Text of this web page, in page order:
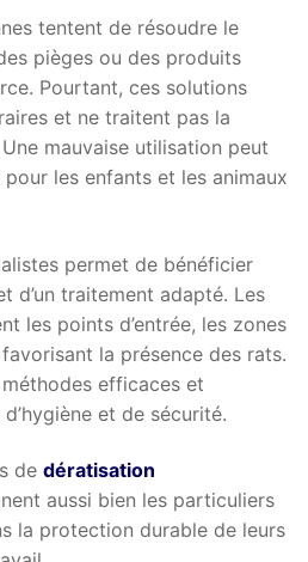
tentent de résoudre le
pièges ou des produits
Pourtant, ces solutions
et ne traitent pas la
mauvaise utilisation peut
les enfants et les animaux
permet de bénéficier
d’un traitement adapté. Les
les points d’entrée, les zones
la présence des rats.
efficaces et
et de sécurité.
de dératisation
aussi bien les particuliers
la protection durable de leurs